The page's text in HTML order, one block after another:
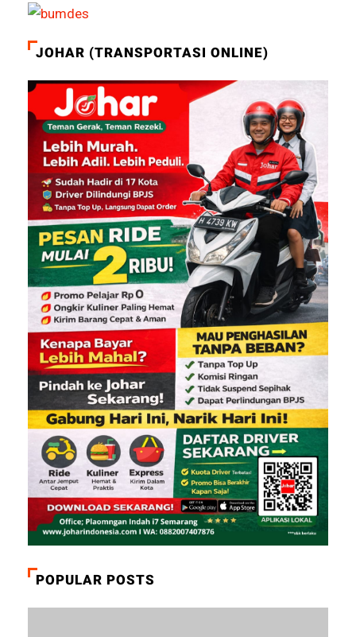
JOHAR (TRANSPORTASI ONLINE)
POPULAR POSTS